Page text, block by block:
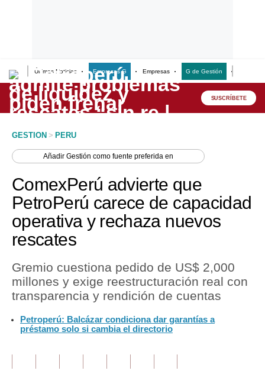
Últimas Noticias Empresas G Empresas G de Gestión
Lo último
Peru Quiosco
Economía
Mercados
Perú
Política
Tu Dinero
Inmobiliarias
SUSCRÍBETE
GESTION > PERU
AñadirGestión como fuente preferida en
ComexPerú advierte que
PetroPerú carece de capacidad
operativa y rechaza nuevos
rescates
Gremio cuestiona pedido de US$ 2,000
millones y exige reestructuración real con
transparencia y rendición de cuentas
Petroperú: Balcázar condiciona dar garantías a
préstamo solo si cambia el directorio